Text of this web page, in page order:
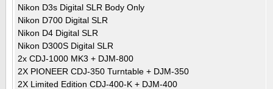
Nikon D3s Digital SLR Body Only
Nikon D700 Digital SLR
Nikon D4 Digital SLR
Nikon D300S Digital SLR
2x CDJ-1000 MK3 + DJM-800
2X PIONEER CDJ-350 Turntable + DJM-350
2X Limited Edition CDJ-400-K + DJM-400